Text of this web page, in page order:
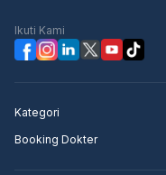
Ikuti Kami
Kategori
Booking Dokter